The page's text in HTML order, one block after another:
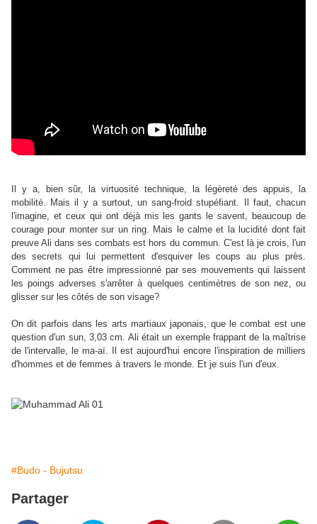
Il y a, bien sûr, la virtuosité technique, la légèreté des appuis, la
mobilité. Mais il y a surtout, un sang-froid stupéfiant. Il faut, chacun
l'imagine, et ceux qui ont déjà mis les gants le savent, beaucoup de
courage pour monter sur un ring. Mais le calme et la lucidité dont fait
preuve Ali dans ses combats est hors du commun. C'est là je crois, l'un
des secrets qui lui permettent d'esquiver les coups au plus près.
Comment ne pas être impressionné par ses mouvements qui laissent
les poings adverses s'arrêter à quelques centimètres de son nez, ou
glisser sur les côtés de son visage?
On dit parfois dans les arts martiaux japonais, que le combat est une
question d'un sun, 3,03 cm. Ali était un exemple frappant de la maîtrise
de l'intervalle, le ma-aï. Il est aujourd'hui encore l'inspiration de milliers
d'hommes et de femmes à travers le monde. Et je suis l'un d'eux.
#Budo - Bujutsu
Partager